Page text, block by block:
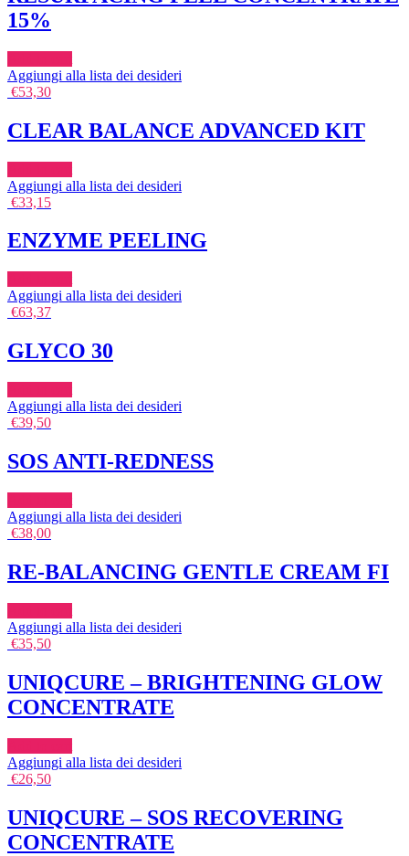
15%
Aggiungi alla lista dei desideri
€53,30
CLEAR BALANCE ADVANCED KIT
Aggiungi alla lista dei desideri
€33,15
ENZYME PEELING
Aggiungi alla lista dei desideri
€63,37
GLYCO 30
Aggiungi alla lista dei desideri
€39,50
SOS ANTI-REDNESS
Aggiungi alla lista dei desideri
€38,00
RE-BALANCING GENTLE CREAM FI
Aggiungi alla lista dei desideri
€35,50
UNIQCURE – BRIGHTENING GLOW
CONCENTRATE
Aggiungi alla lista dei desideri
€26,50
UNIQCURE – SOS RECOVERING
CONCENTRATE